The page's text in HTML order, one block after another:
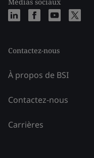
Contactez-nous
À propos de BSI
Contactez-nous
Carrières